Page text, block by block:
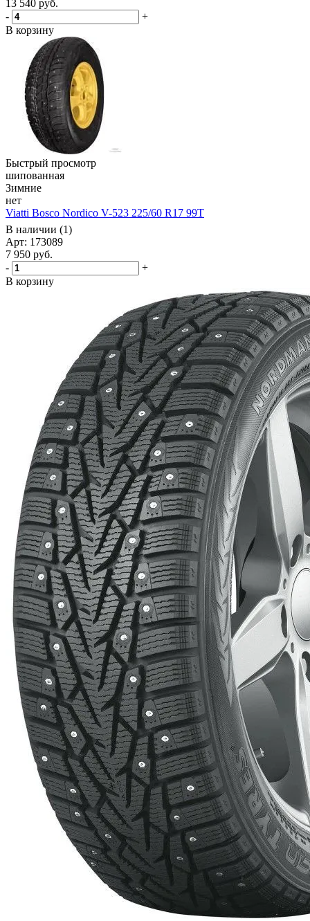
13 540 руб.
-
+
В корзину
Быстрый просмотр
шипованная
Зимние
нет
Viatti Bosco Nordico V-523 225/60 R17 99T
В наличии (1)
Арт: 173089
7 950 руб.
-
+
В корзину